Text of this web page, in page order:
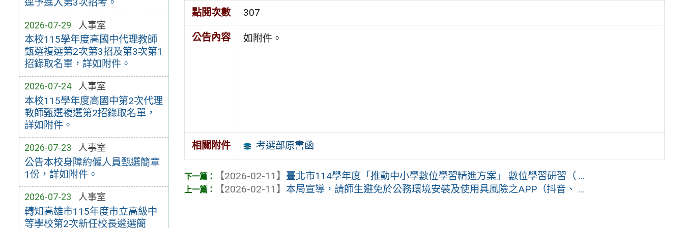
逕予進入第3次招考。
2026-07-29 人事室
本校115學年度高國中代理教師
甄選複選第2次第3招及第3次第1
招錄取名單，詳如附件。
2026-07-24 人事室
本校115學年度高國中第2次代理
教師甄選複選第2招錄取名單，
詳如附件。
2026-07-23 人事室
公告本校身障約僱人員甄選簡章
1份，詳如附件。
2026-07-23 人事室
轉知高雄市115年度市立高級中
等學校第2次新任校長遴選簡
點閱次數 307
公告內容 如附件。
相關附件 考選部原書函
【2026-02-11】 臺北市114學年度「推動中小學數位學習精進方案」 數位學習研習（ ...
【2026-02-11】 本局宣導，請師生避免於公務環境安裝及使用具風險之APP（抖音、 ...